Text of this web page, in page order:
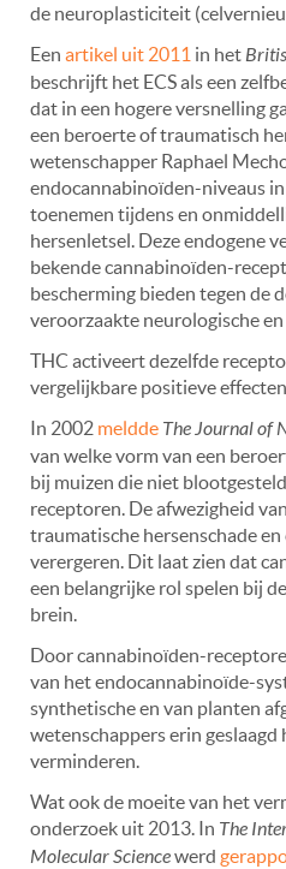
de neuroplasticiteit
Een artikel uit 2011 in het
beschrijft het ECS als een
dat in een hogere versnelling
een beroerte of traumatisch
wetenschapper Raphael
endocannabinoïden-niveaus
toenemen tijdens en
hersenletsel. Deze endogene
bekende cannabinoïden-
bescherming bieden tegen de
veroorzaakte neurologische
THC activeert dezelfde
vergelijkbare positieve
In 2002 meldde The Journal of
van welke vorm van een
bij muizen die niet
receptoren. De afwezigheid
traumatische hersenschade
verergeren. Dit laat zien dat
een belangrijke rol spelen bij
brein.
Door cannabinoïden-
van het endocannabinoïde-
synthetische en van planten
wetenschappers erin
verminderen.
Wat ook de moeite van het
onderzoek uit 2013. In The
Molecular Sciencewerd